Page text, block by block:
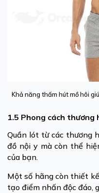
Khả năng thấm hút mồ hôi
1.5 Phong cách thương
Quần lót từ các thương
đồ nội y mà còn thể
của bạn.
Một số hãng còn thiết
tạo điểm nhấn độc đáo,